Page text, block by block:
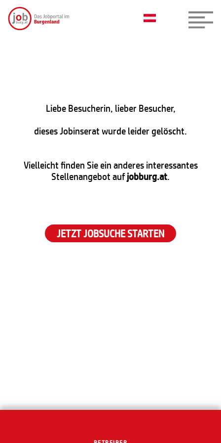
Liebe Besucherin, lieber Besucher,
dieses Jobinserat wurde leider gelöscht.
Vielleicht finden Sie ein anderes interessantes
Stellenangebot aufjobburg.at.
JETZT JOBSUCHE STARTEN